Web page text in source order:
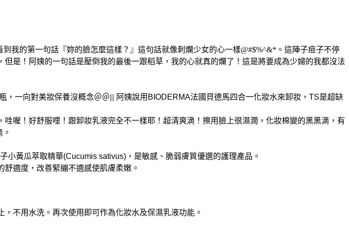
我的第一句話『妳的臉怎麼這樣？』這句話就像刺爛少女的心一樣@#$%^&*。這陣子痘子不停
是！阿姨的一句話是壓倒我的最後一跟稻草，我的心就真的爛了！這是將要成為少婦的我都沒法
，一向對美妝保養沒概念＠＠||| 阿姨說用 BIODERMA法國貝德馬四合一化妝水來卸妝，TS是超缺
喔！好舒服哩！跟卸妝乳液完全不一樣耶！超清爽滴！擦用臉上很濕潤，化妝棉變的黑黑滴，有
黃瓜萃取精華(Cucumis sativus)，是敏感、脆弱膚質優選的護理產品。
適度，改善緊繃不適感使肌膚柔嫩。
不用水洗。再次使用即可作為化妝水及保濕乳液功能。